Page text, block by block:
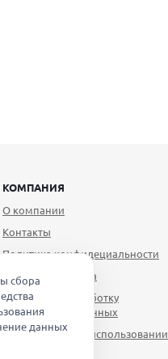
КОМПАНИЯ
О компании
Контакты
Политика конфидециальности
Публичная оферта
Согласие на обработку
персональных данных
Уведомление об использовании
сбора
данных